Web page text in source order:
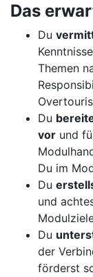
Das
Du
Themen
Du
vor und
Du im
Du
und
Du
der
förderst